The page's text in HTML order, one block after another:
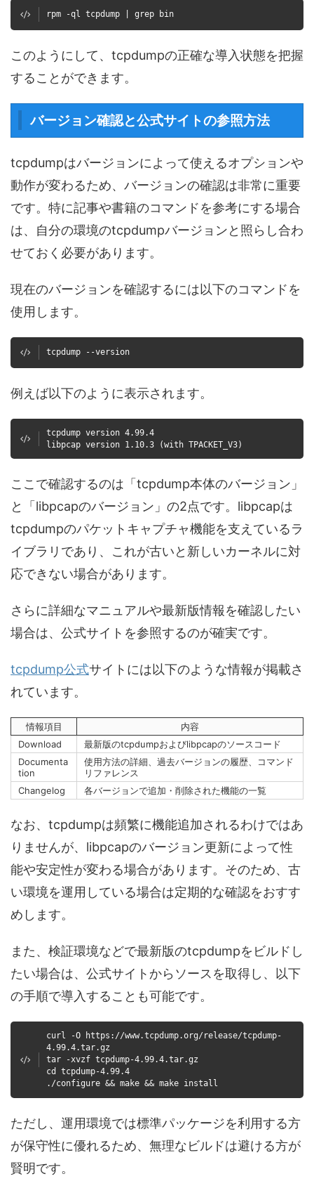
rpm -ql tcpdump | grep bin
このようにして、tcpdumpの正確な導入状態を把握
することができます。
バージョン確認と公式サイトの参照方法
tcpdumpはバージョンによって使えるオプションや
動作が変わるため、バージョンの確認は非常に重要
です。特に記事や書籍のコマンドを参考にする場合
は、自分の環境のtcpdumpバージョンと照らし合わ
せておく必要があります。
現在のバージョンを確認するには以下のコマンドを
使用します。
tcpdump --version
例えば以下のように表示されます。
tcpdump version 4.99.4
libpcap version 1.10.3 (with TPACKET_V3)
ここで確認するのは「tcpdump本体のバージョン」
と「libpcapのバージョン」の2点です。libpcapは
tcpdumpのパケットキャプチャ機能を支えているラ
イブラリであり、これが古いと新しいカーネルに対
応できない場合があります。
さらに詳細なマニュアルや最新版情報を確認したい
場合は、公式サイトを参照するのが確実です。
tcpdump公式サイトには以下のような情報が掲載さ
れています。
情報項目
内容
Download
最新版のtcpdumpおよびlibpcapのソースコード
Documenta
tion
使用方法の詳細、過去バージョンの履歴、コマンド
リファレンス
Changelog
各バージョンで追加・削除された機能の一覧
なお、tcpdumpは頻繁に機能追加されるわけではあ
りませんが、libpcapのバージョン更新によって性
能や安定性が変わる場合があります。そのため、古
い環境を運用している場合は定期的な確認をおすす
めします。
また、検証環境などで最新版のtcpdumpをビルドし
たい場合は、公式サイトからソースを取得し、以下
の手順で導入することも可能です。
curl -O https://www.tcpdump.org/release/tcpdump-
4.99.4.tar.gz
tar -xvzf tcpdump-4.99.4.tar.gz
cd tcpdump-4.99.4
./configure && make && make install
ただし、運用環境では標準パッケージを利用する方
が保守性に優れるため、無理なビルドは避ける方が
賢明です。